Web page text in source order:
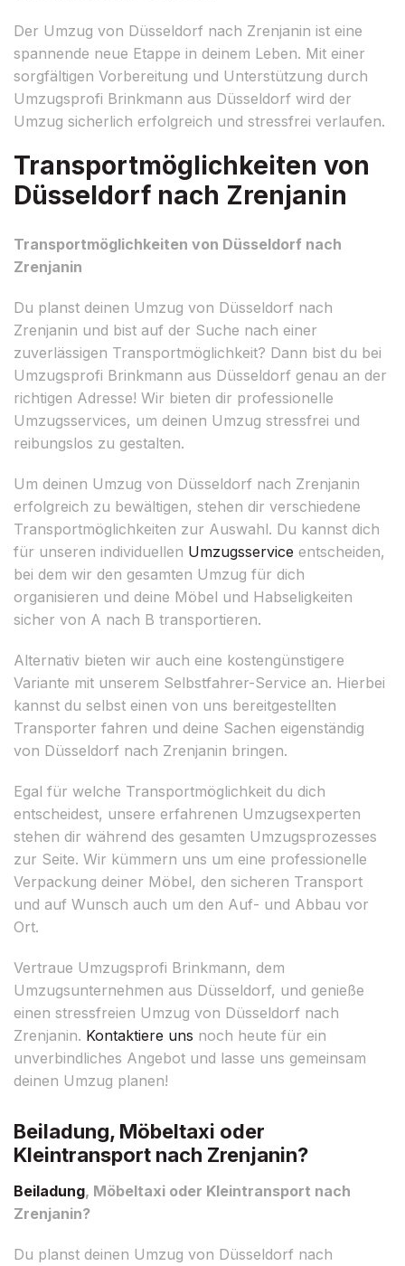
Der Umzug von Düsseldorf nach Zrenjanin ist eine
spannende neue Etappe in deinem Leben. Mit einer
sorgfältigen Vorbereitung und Unterstützung durch
Umzugsprofi Brinkmann aus Düsseldorf wird der
Umzug sicherlich erfolgreich und stressfrei verlaufen.
Transportmöglichkeiten von
Düsseldorf nach Zrenjanin
Transportmöglichkeiten von Düsseldorf nach
Zrenjanin
Du planst deinen Umzug von Düsseldorf nach
Zrenjanin und bist auf der Suche nach einer
zuverlässigen Transportmöglichkeit? Dann bist du bei
Umzugsprofi Brinkmann aus Düsseldorf genau an der
richtigen Adresse! Wir bieten dir professionelle
Umzugsservices, um deinen Umzug stressfrei und
reibungslos zu gestalten.
Um deinen Umzug von Düsseldorf nach Zrenjanin
erfolgreich zu bewältigen, stehen dir verschiedene
Transportmöglichkeiten zur Auswahl. Du kannst dich
für unseren individuellen Umzugsservice entscheiden,
bei dem wir den gesamten Umzug für dich
organisieren und deine Möbel und Habseligkeiten
sicher von A nach B transportieren.
Alternativ bieten wir auch eine kostengünstigere
Variante mit unserem Selbstfahrer-Service an. Hierbei
kannst du selbst einen von uns bereitgestellten
Transporter fahren und deine Sachen eigenständig
von Düsseldorf nach Zrenjanin bringen.
Egal für welche Transportmöglichkeit du dich
entscheidest, unsere erfahrenen Umzugsexperten
stehen dir während des gesamten Umzugsprozesses
zur Seite. Wir kümmern uns um eine professionelle
Verpackung deiner Möbel, den sicheren Transport
und auf Wunsch auch um den Auf- und Abbau vor
Ort.
Vertraue Umzugsprofi Brinkmann, dem
Umzugsunternehmen aus Düsseldorf, und genieße
einen stressfreien Umzug von Düsseldorf nach
Zrenjanin. Kontaktiere uns noch heute für ein
unverbindliches Angebot und lasse uns gemeinsam
deinen Umzug planen!
Beiladung, Möbeltaxi oder
Kleintransport nach Zrenjanin?
Beiladung, Möbeltaxi oder Kleintransport nach
Zrenjanin?
Du planst deinen Umzug von Düsseldorf nach